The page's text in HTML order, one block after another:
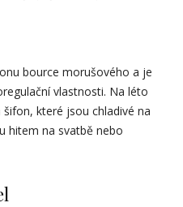
bource morušového a je
vlastnosti. Na léto
které jsou chladivé na
hitem na svatbě nebo